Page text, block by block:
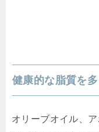
健康的な脂質を
オリーブオイル、